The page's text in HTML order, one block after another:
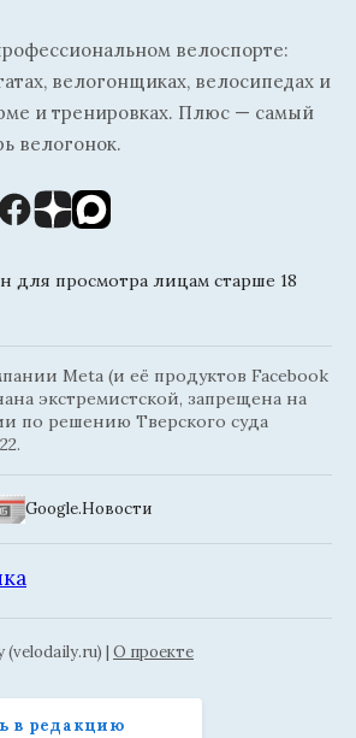
велоспорте:
велогонщиках, велосипедах и
и тренировках. Плюс — самый
велогонок.
для просмотра лицам старше 18
Meta (и её продуктов Facebook
экстремистской, запрещена на
по решению Тверского суда
Google.Новости
(velodaily.ru) | О проекте
в редакцию